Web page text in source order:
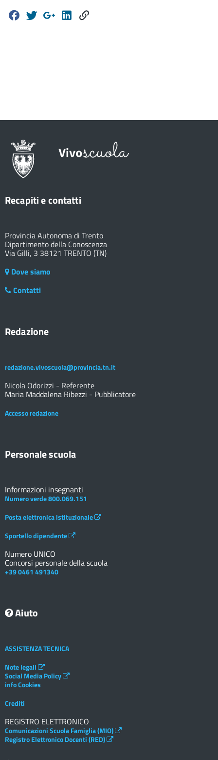
Recapiti e contatti
Provincia Autonoma di Trento
Dipartimento della Conoscenza
Via Gilli, 3 38121 TRENTO (TN)
Dove siamo
Contatti
Redazione
redazione.vivoscuola@provincia.tn.it
Nicola Odorizzi - Referente
Maria Maddalena Ribezzi - Pubblicatore
Accesso redazione
Personale scuola
Informazioni insegnanti
Numero verde 800.069.151
Posta elettronica istituzionale
Sportello dipendente
Numero UNICO
Concorsi personale della scuola
+39 0461 491340
Aiuto
ASSISTENZA TECNICA
Note legali
Social Media Policy
info Cookies
Crediti
REGISTRO ELETTRONICO
Comunicazioni Scuola Famiglia (MIO)
Registro Elettronico Docenti (RED)